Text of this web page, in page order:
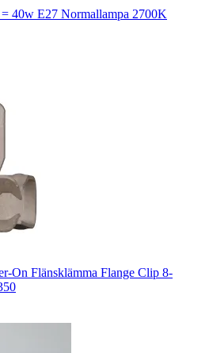
40w E27 Normallampa 2700K
On Flänsklämma Flange Clip 8-